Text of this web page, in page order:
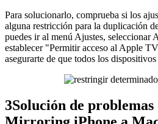
Para solucionarlo, comprueba si los
alguna restricción para la duplicación
puedes ir al menú Ajustes,
establecer "Permitir acceso al Apple
asegurarte de que todos los
3Solución de problemas